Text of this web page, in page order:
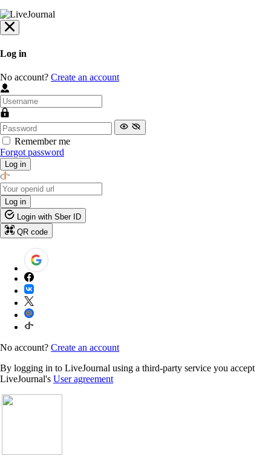
Log in
No account? Create an account
Remember me
Forgot password
Log in
Log in
Login with Sber ID
QR code
No account? Create an account
By logging in to LiveJournal using a third-party service you accept
LiveJournal's User agreement